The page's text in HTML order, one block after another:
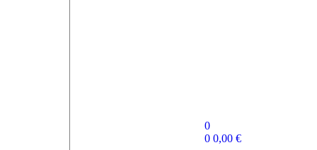
0
0 0,00€